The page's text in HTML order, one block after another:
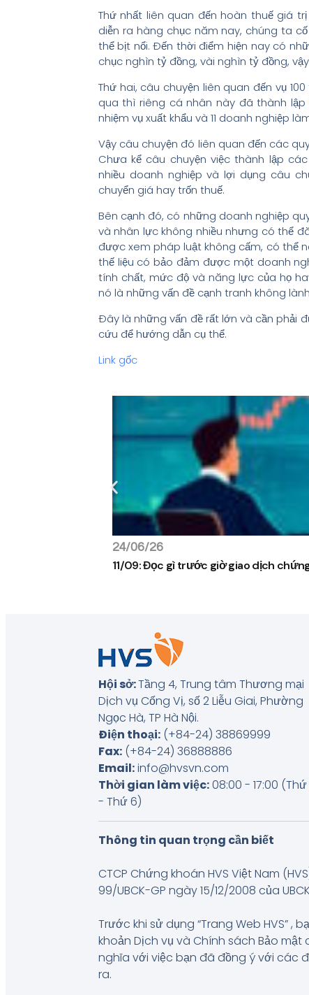
Thứ nhất liên quan đến hoàn thuế giá
diễn ra hàng chục năm nay, chúng ta
thể bịt nổi. Đến thời điểm hiện nay có
chục nghìn tỷ đồng, vài nghìn tỷ đồng,
Thứ hai, câu chuyện liên quan đến vụ
qua thì riêng cá nhân này đã thành
nhiệm vụ xuất khẩu và 11 doanh nghiệp
Vậy câu chuyện đó liên quan đến các
Chưa kể câu chuyện việc thành lập
nhiều doanh nghiệp và lợi dụng câu
chuyển giá hay trốn thuế.
Bên cạnh đó, có những doanh nghiệp
và nhân lực không nhiều nhưng có thể
được xem pháp luật không cấm, có thể
thế liệu có bảo đảm được một doanh
tính chất, mức độ và năng lực của họ
nó là những vấn đề cạnh tranh không
Đây là những vấn đề rất lớn và cần phải
cứu để hướng dẫn cụ thể.
Link gốc
24/06/26
11/09: Đọc gì trước giờ giao dịch
Hội sở:Tầng 4, Trung tâm Thương mại
Dịch vụ Cống Vị, số 2 Liễu Giai, Phường
Ngọc Hà, TP Hà Nội.
Điện thoại:(+84-24) 38869999
Fax:(+84-24) 36888886
Email:info@hvsvn.com
Thời gian làm việc:08:00 - 17:00 (Thứ
- Thứ 6)
Thông tin quan trọng cần biết
CTCP Chứng khoán HVS Việt Nam
99/UBCK-GP ngày 15/12/2008 của
Trước khi sử dụng “Trang Web HVS”
khoản Dịch vụ và Chính sách Bảo mật
nghĩa với việc bạn đã đồng ý với các
ra.